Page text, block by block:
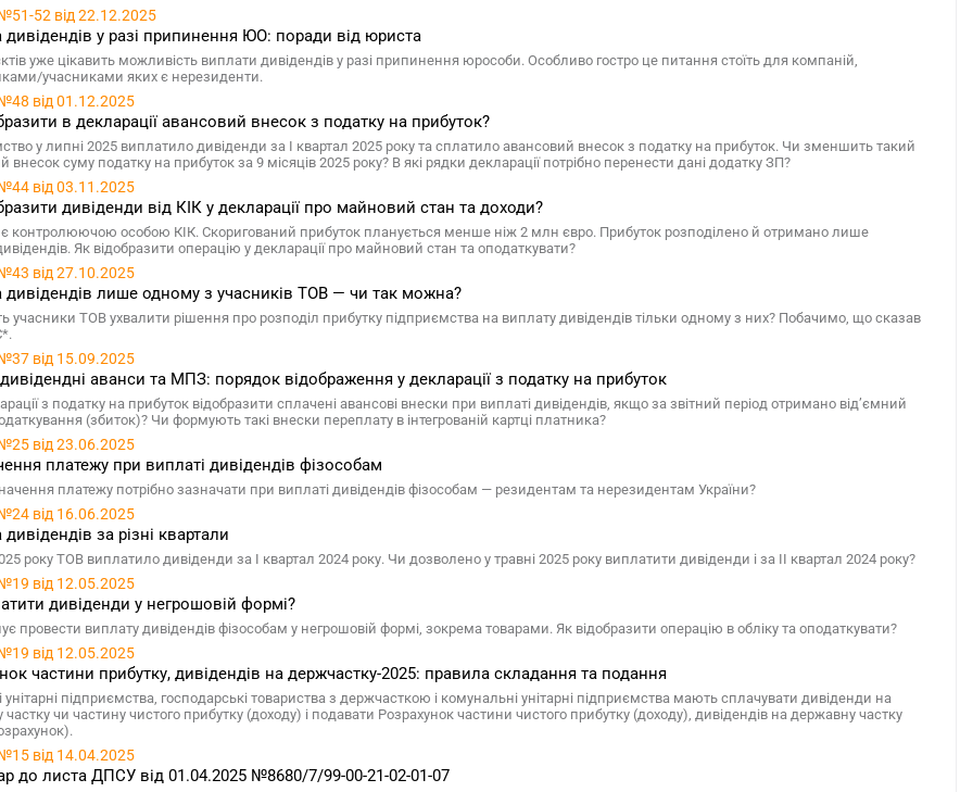
52 від 22.12.2025
дивідендів у разі припинення ЮО: поради від юриста
уже цікавить можливість виплати дивідендів у разі припинення юрособи. Особливо гостро це питання стоїть для компаній,
учасниками яких є нерезиденти.
від 01.12.2025
в декларації авансовий внесок з податку на прибуток?
у липні 2025 виплатило дивіденди за І квартал 2025 року та сплатило авансовий внесок з податку на прибуток. Чи зменшить такий
внесок суму податку на прибуток за 9 місяців 2025 року? В які рядки декларації потрібно перенести дані додатку ЗП?
від 03.11.2025
дивіденди від КІК у декларації про майновий стан та доходи?
є контролюючою особою КІК. Скоригований прибуток планується менше ніж 2 млн євро. Прибуток розподілено й отримано лише
Як відобразити операцію у декларації про майновий стан та оподаткувати?
від 27.10.2025
дивідендів лише одному з учасників ТОВ — чи так можна?
учасники ТОВ ухвалити рішення про розподіл прибутку підприємства на виплату дивідендів тільки одному з них? Побачимо, що сказав
від 15.09.2025
аванси та МПЗ: порядок відображення у декларації з податку на прибуток
з податку на прибуток відобразити сплачені авансові внески при виплаті дивідендів, якщо за звітний період отримано від’ємний
(збиток)? Чи формують такі внески переплату в інтегрованій картці платника?
від 23.06.2025
платежу при виплаті дивідендів фізособам
платежу потрібно зазначати при виплаті дивідендів фізособам — резидентам та нерезидентам України?
від 16.06.2025
за різні квартали
року ТОВ виплатило дивіденди за І квартал 2024 року. Чи дозволено у травні 2025 року виплатити дивіденди і за ІІ квартал 2024 року?
від 12.05.2025
дивіденди у негрошовій формі?
провести виплату дивідендів фізособам у негрошовій формі, зокрема товарами. Як відобразити операцію в обліку та оподаткувати?
від 12.05.2025
частини прибутку, дивідендів на держчастку-2025: правила складання та подання
підприємства, господарські товариства з держчасткою і комунальні унітарні підприємства мають сплачувати дивіденди на
чи частину чистого прибутку (доходу) і подавати Розрахунок частини чистого прибутку (доходу), дивідендів на державну частку
від 14.04.2025
до листа ДПСУ від 01.04.2025 №8680/7/99-00-21-02-01-07